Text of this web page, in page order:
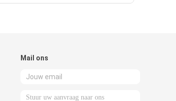
Mail ons